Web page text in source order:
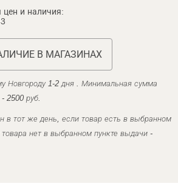
цен и наличия:
В МАГАЗИНАХ
Новгороду 1-2 дня . Минимальная сумма
2500 руб.
в тот же день, если товар есть в выбранном
нет в выбранном пункте выдачи -